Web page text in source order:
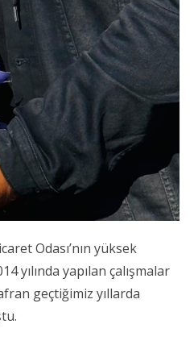
Odası’nın yüksek
yılında yapılan çalışmalar
geçtiğimiz yıllarda